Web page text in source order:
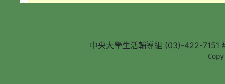
中央大學生活輔導組 (03)-422-7151